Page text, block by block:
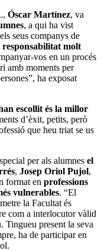
Óscar Martínez, va
, a qui ha vist
seus companys de
molt
vos en un procés
amb moments per
ha exposat
escollit és la millor
d’èxit, petits, però
que heu triat se us
per als alumnes el
, Josep Oriol Pujol,
format en professions
vulnerables. “El
la Facultat és
com a interlocutor vàlid
Tingueu present la seva
ha de participar en